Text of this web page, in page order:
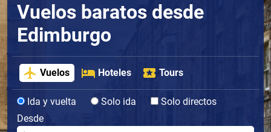
Vuelos baratos desde
Edimburgo
Vuelos Hoteles Tours
Ida y vuelta Solo ida
Solo directos
Desde